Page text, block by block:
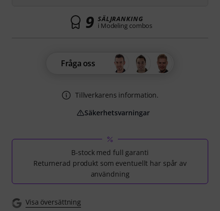
B-stock med full garanti
Returnerad produkt som eventuellt har spår av
användning
Visa översättning
9 SÄLJRANKING
i Modeling combos
Fråga oss
Tillverkarens information.
Säkerhetsvarningar